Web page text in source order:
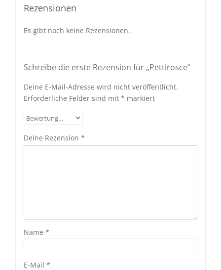
Rezensionen
Es gibt noch keine Rezensionen.
Schreibe die erste Rezension für „Pettirosce“
Deine E-Mail-Adresse wird nicht veröffentlicht.
Erforderliche Felder sind mit * markiert
Deine Rezension *
Name *
E-Mail *